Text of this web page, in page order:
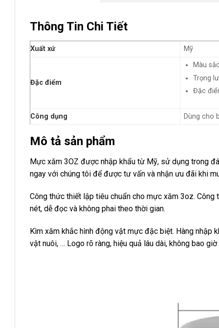
Thông Tin Chi Tiết
Xuất xứ Mỹ
Đặc điểm
Màu
Trọng
Đặc
Công dụng Dùng cho
Mô tả sản phẩm
Mực xăm 3OZ được nhập khẩu từ Mỹ, sử dụng trong
ngay với chúng tôi để được tư vấn và nhận ưu đãi khi
Công thức thiết lập tiêu chuẩn cho mực xăm 3oz.
nét, dễ đọc và không phai theo thời gian.
Kìm xăm khắc hình động vật mực đặc biệt. Hàng nhập
vật nuôi, … Logo rõ ràng, hiệu quả lâu dài, không bao giờ